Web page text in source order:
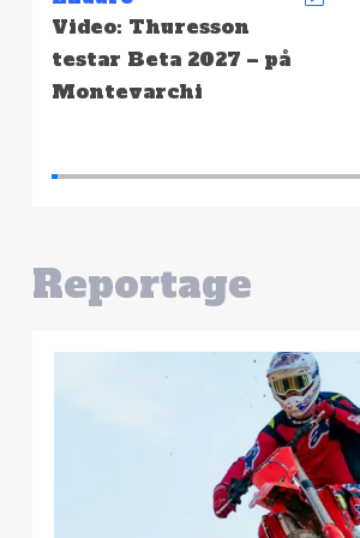
Depåsnack: 32.
Landskap: Västmanland
Reportage